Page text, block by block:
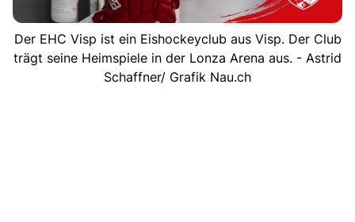
Der EHC Visp ist ein Eishockeyclub aus Visp. Der Club
trägt seine Heimspiele in der Lonza Arena aus. - Astrid
Schaffner/ Grafik Nau.ch